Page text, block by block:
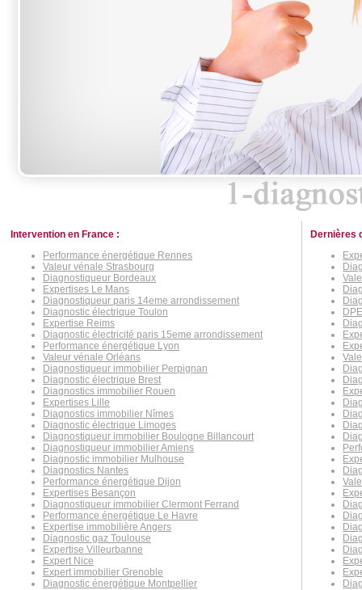
Intervention en France :
Performance énergétique Rennes
Valeur vénale Strasbourg
Diagnostiqueur Bordeaux
Expertises Le Mans
Diagnostiqueur paris 14eme arrondissement
Diagnostic électrique Toulon
Expertise Reims
Diagnostic électricité paris 15eme arrondissement
Performance énergétique Lyon
Valeur vénale Orléans
Diagnostiqueur immobilier Perpignan
Diagnostic électrique Brest
Diagnostics immobilier Rouen
Expertises Lille
Diagnostics immobilier Nîmes
Diagnostic électrique Limoges
Diagnostiqueur immobilier Boulogne Billancourt
Diagnostiqueur immobilier Amiens
Diagnostic immobilier Mulhouse
Diagnostics Nantes
Performance énergétique Dijon
Expertises Besançon
Diagnostiqueur immobilier Clermont Ferrand
Performance énergétique Le Havre
Expertise immobilière Angers
Diagnostic gaz Toulouse
Expertise Villeurbanne
Expert Nice
Expert immobilier Grenoble
Diagnostic énergétique Montpellier
Dernières